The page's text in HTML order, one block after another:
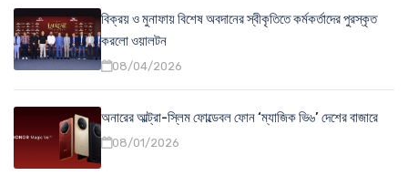
বিক্রয় ও মুনাফায় বিশেষ অবদানের স্বীকৃতিতে কর্মকর্তাদের পুরস্কৃত
করলো ওয়ালটন
08/04/2026
অনারের আল্ট্রা-স্লিম ফোল্ডেবল ফোন ‘ম্যাজিক ভি৬’ দেশের বাজারে
08/01/2026